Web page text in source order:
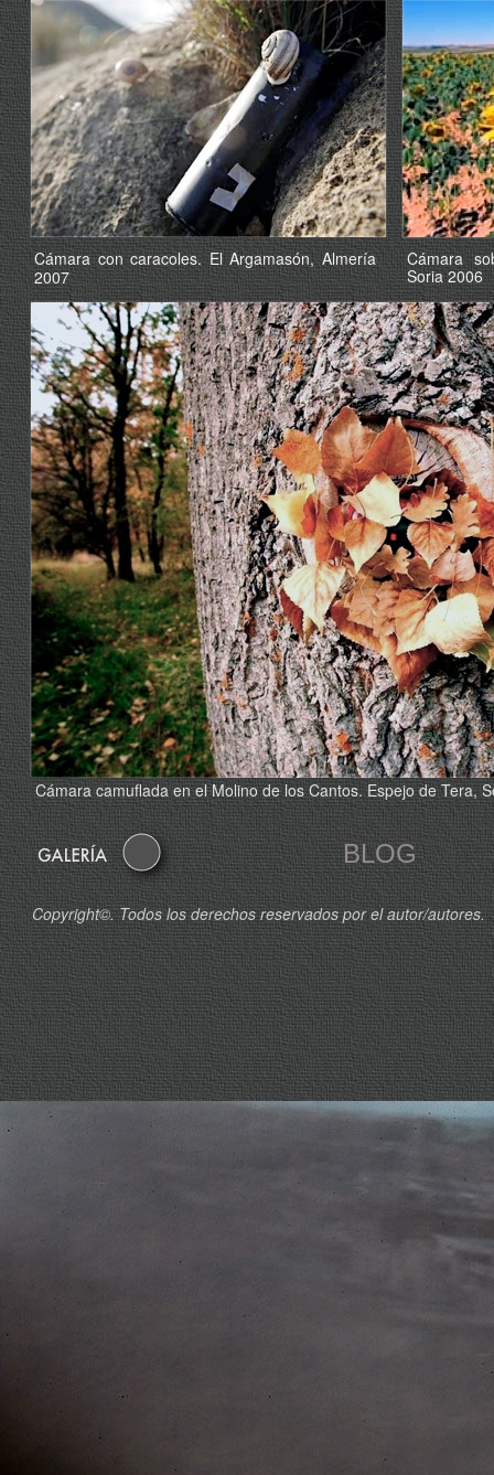
Cámara con caracoles. El Argamasón, Almería
2007
Copyright©. Todos los derechos reservados por el autor/
Cámara
Soria 2006
Cámara camuflada en el Molino de los Cantos. Espejo de Tera,
BLOG